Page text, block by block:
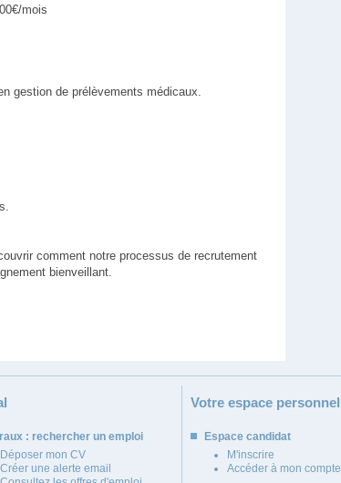
mois
gestion de prélèvements médicaux.
comment notre processus de recrutement
bienveillant.
: rechercher un emploi
Déposer mon CV
Créer une alerte email
Votre espace personnel
Espace candidat
M'inscrire
Accéder à mon compte